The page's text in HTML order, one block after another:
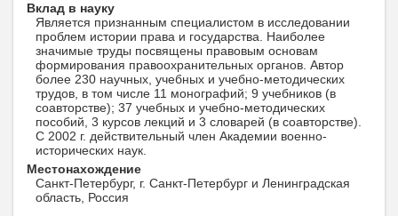
Вклад в науку
Является признанным специалистом в исследовании
проблем истории права и государства. Наиболее
значимые труды посвящены правовым основам
формирования правоохранительных органов. Автор
более 230 научных, учебных и учебно-методических
трудов, в том числе 11 монографий; 9 учебников (в
соавторстве); 37 учебных и учебно-методических
пособий, 3 курсов лекций и 3 словарей (в соавторстве).
С 2002 г. действительный член Академии военно-
исторических наук.
Местонахождение
Санкт-Петербург, г. Санкт-Петербург и Ленинградская
область, Россия